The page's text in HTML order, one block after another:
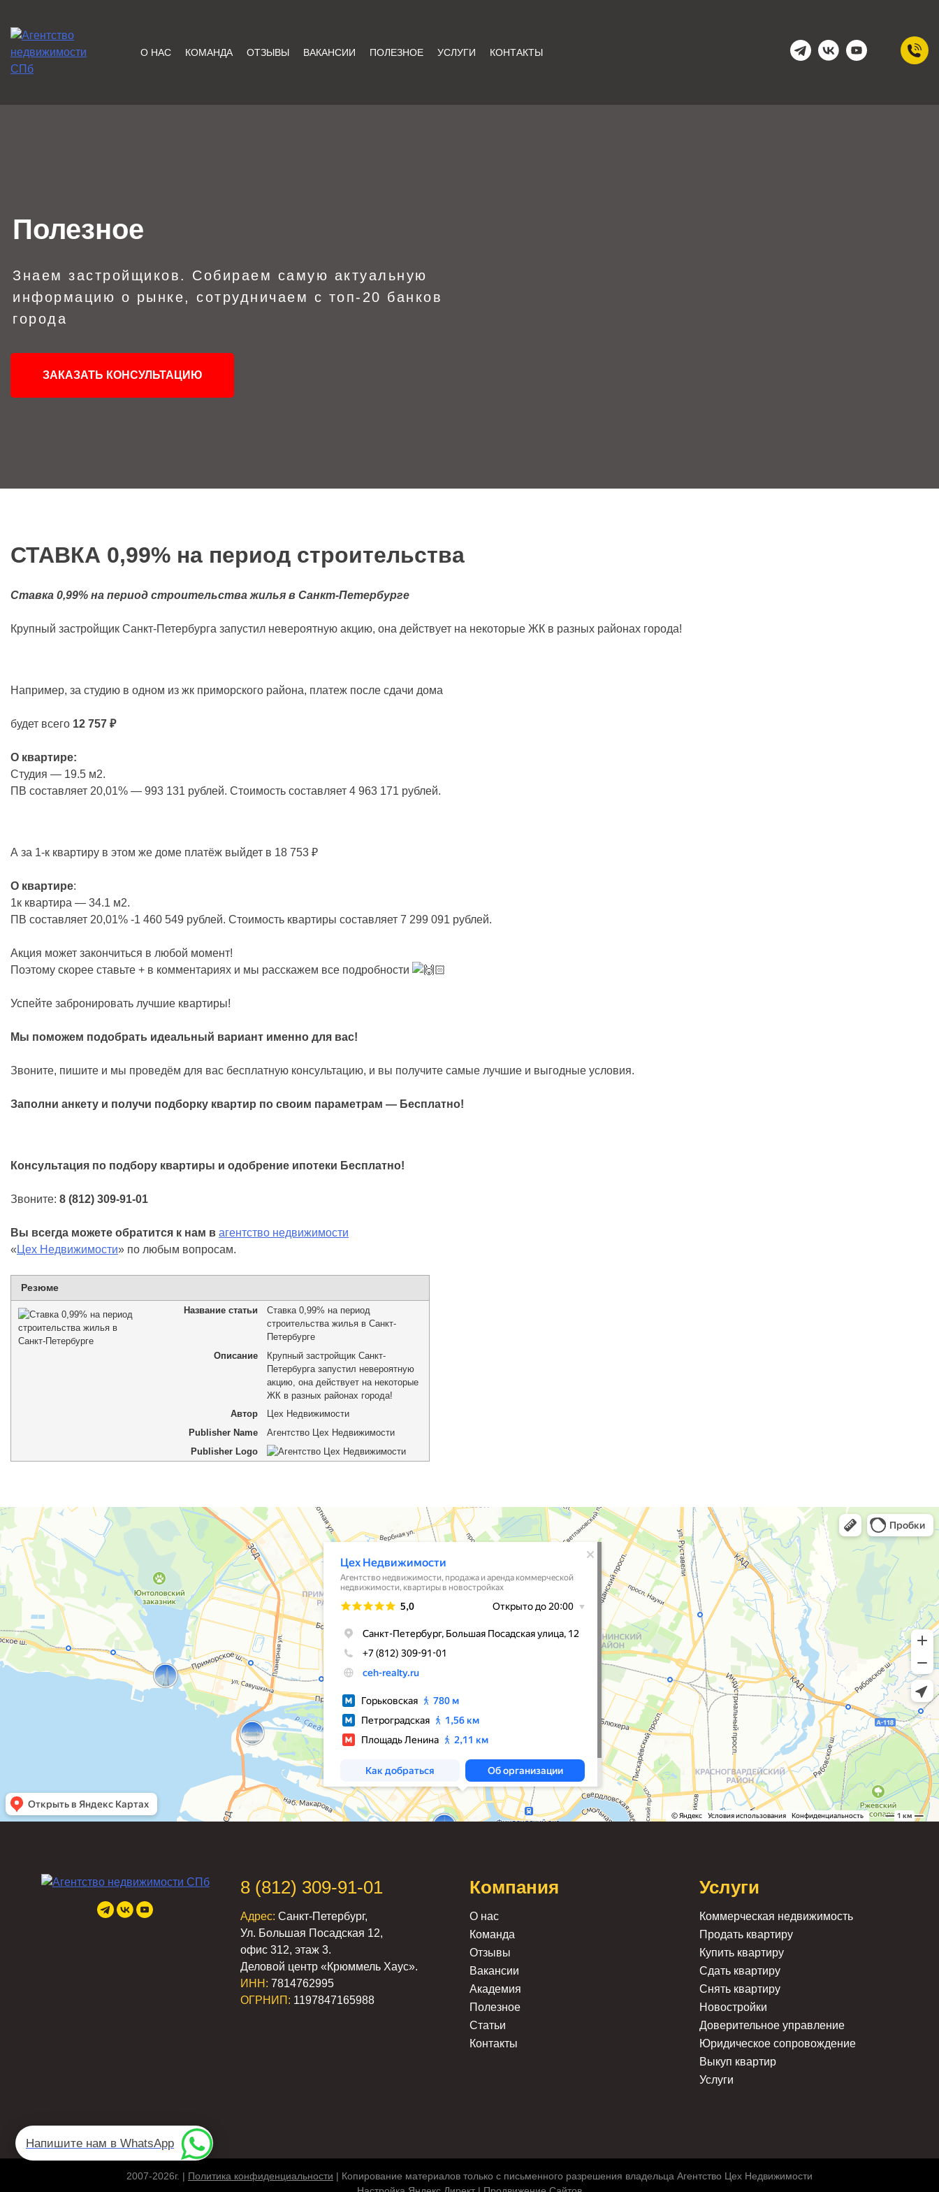
content
Недвижимости, Покупка,
О НАС КОМАНДА ОТЗЫВЫ ВАКАНСИИ ПОЛЕЗНОЕ УСЛУГИ КОНТАКТЫ
Полезное
Знаем застройщиков. Собираем самую актуальную
информацию о рынке, сотрудничаем с топ-20 банков
города
ЗАКАЗАТЬ КОНСУЛЬТАЦИЮ
СТАВКА 0,99% на период строительства
Ставка 0,99% на период строительства жилья в Санкт-Петербурге
Крупный застройщик Санкт-Петербурга запустил невероятную акцию, она действует на некоторые ЖК в разных районах города!
Например, за студию в одном из жк приморского района, платеж после сдачи дома
будет всего 12 757 ₽
О квартире:
Студия — 19.5 м2.
ПВ составляет 20,01% — 993 131 рублей. Стоимость составляет 4 963 171 рублей.
А за 1-к квартиру в этом же доме платёж выйдет в 18 753 ₽
О квартире:
1к квартира — 34.1 м2.
ПВ составляет 20,01% -1 460 549 рублей. Стоимость квартиры составляет 7 299 091 рублей.
Акция может закончиться в любой момент!
Поэтому скорее ставьте + в комментариях и мы расскажем все подробности
Успейте забронировать лучшие квартиры!
Мы поможем подобрать идеальный вариант именно для вас!
Звоните, пишите и мы проведём для вас бесплатную консультацию, и вы получите самые лучшие и выгодные условия.
Заполни анкету и получи подборку квартир по своим параметрам — Бесплатно!
Консультация по подбору квартиры и одобрение ипотеки Бесплатно!
Звоните: 8 (812) 309-91-01
Вы всегда можете обратится к нам в агентство недвижимости
« Цех Недвижимости» по любым вопросам.
Резюме
Название статьи
Ставка 0,99% на период
строительства жилья в Санкт-
Петербурге
Описание
Крупный застройщик Санкт-
Петербурга запустил невероятную
акцию, она действует на некоторые
ЖК в разных районах города!
Автор
Цех Недвижимости
Publisher Name
Агентство Цех Недвижимости
Publisher Logo
8 (812) 309-91-01
Адрес: Санкт-Петербург,
Ул. Большая Посадская 12,
офис 312, этаж 3.
Деловой центр «Крюммель Хаус».
ИНН: 7814762995
ОГРНИП: 1197847165988
Компания
О нас
Команда
Отзывы
Вакансии
Академия
Полезное
Статьи
Контакты
Услуги
Коммерческая недвижимость
Продать квартиру
Купить квартиру
Сдать квартиру
Снять квартиру
Новостройки
Доверительное управление
Юридическое сопровождение
Выкуп квартир
Услуги
2007-2026г. | Политика конфиденциальности | Копирование материалов только с письменного разрешения владельца Агентство Цех Недвижимости
Напишите нам в WhatsApp